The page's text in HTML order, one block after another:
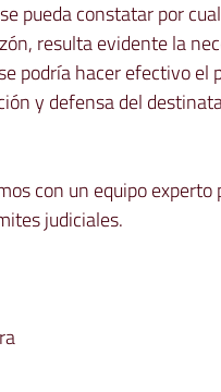
pueda constatar por
resulta evidente la
podría hacer efectivo
y defensa del
con un equipo
judiciales.